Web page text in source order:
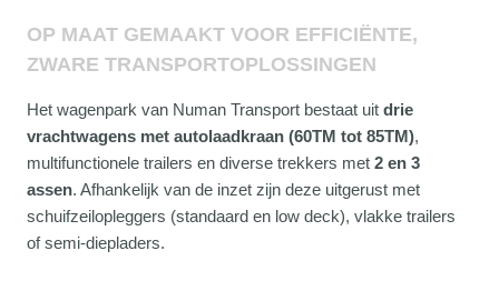
OP MAAT GEMAAKT VOOR EFFICIËNTE,
ZWARE TRANSPORTOPLOSSINGEN
Het wagenpark van Numan Transport bestaat uit drie
vrachtwagens met autolaadkraan (60TM tot 85TM),
multifunctionele trailers en diverse trekkers met 2 en 3
assen. Afhankelijk van de inzet zijn deze uitgerust met
schuifzeilopleggers (standaard en low deck), vlakke trailers
of semi-diepladers.